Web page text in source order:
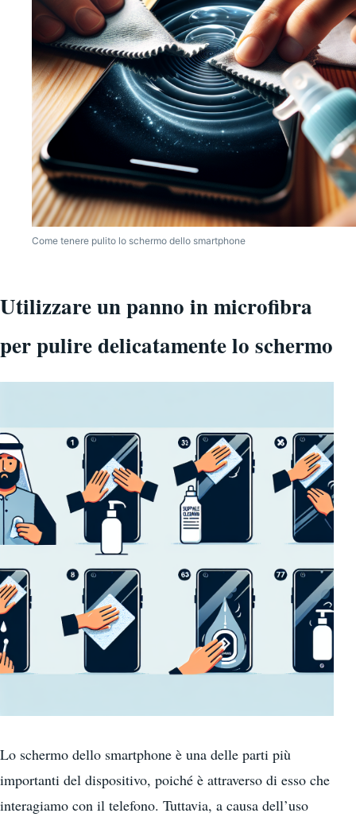
Come tenere pulito lo schermo dello smartphone
Utilizzare un panno in microfibra
per pulire delicatamente lo schermo
Lo schermo dello smartphone è una delle parti più
importanti del dispositivo, poiché è attraverso di esso che
interagiamo con il telefono. Tuttavia, a causa dell’uso